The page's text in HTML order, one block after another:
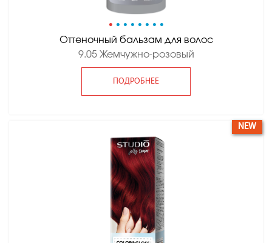
• • • • • • • •
Оттеночный бальзам для волос
9.05 Жемчужно-розовый
ПОДРОБНЕЕ
NEW